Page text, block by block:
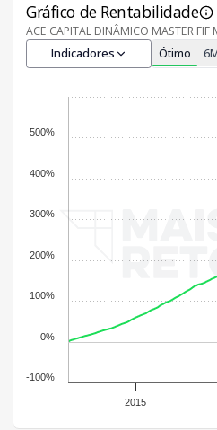
Gráfico de Rentabilidade
ACE CAPITAL DINÂMICO MASTER FIF
Indicadores Ótimo
2015
-100%
0%
100%
200%
300%
400%
500%